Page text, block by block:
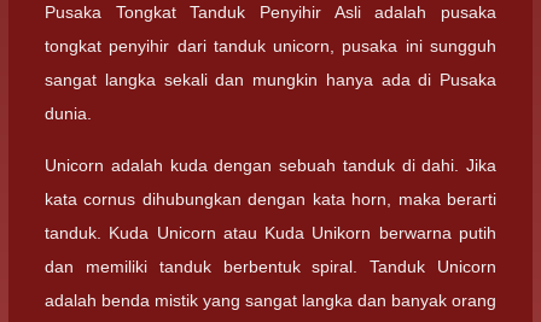
Pusaka Tongkat Tanduk Penyihir Asli adalah pusaka
tongkat penyihir dari tanduk unicorn, pusaka ini sungguh
sangat langka sekali dan mungkin hanya ada di Pusaka
dunia.
Unicorn adalah kuda dengan sebuah tanduk di dahi. Jika
kata cornus dihubungkan dengan kata horn, maka berarti
tanduk. Kuda Unicorn atau Kuda Unikorn berwarna putih
dan memiliki tanduk berbentuk spiral. Tanduk Unicorn
adalah benda mistik yang sangat langka dan banyak orang